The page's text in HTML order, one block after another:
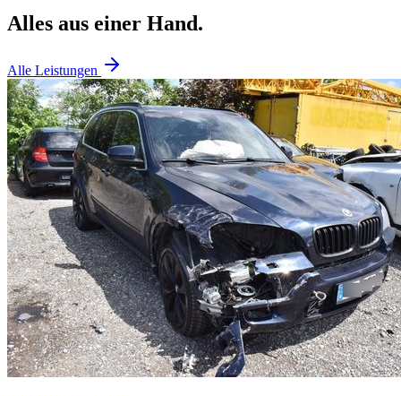
Alles aus einer Hand.
Alle Leistungen